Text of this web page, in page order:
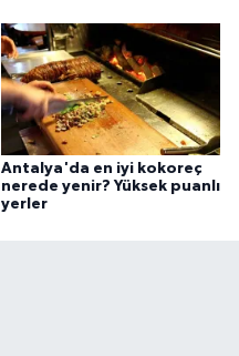
Antalya'da en iyi kokoreç
nerede yenir? Yüksek puanlı
yerler